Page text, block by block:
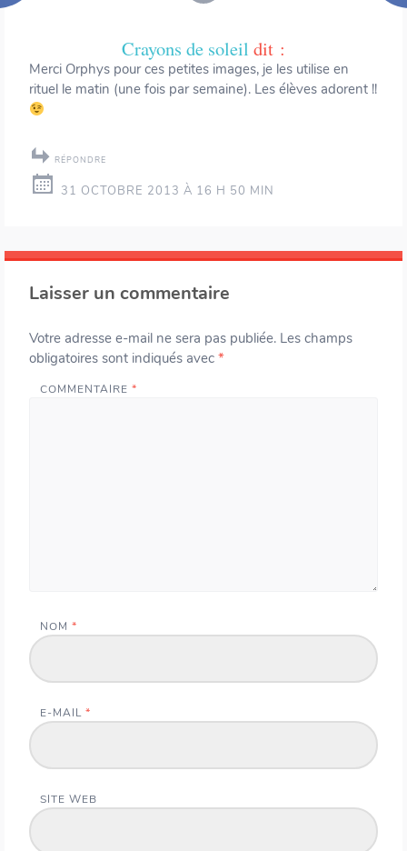
Crayons de soleil dit :
Merci Orphys pour ces petites images, je les utilise en
rituel le matin (une fois par semaine). Les élèves adorent !!
RÉPONDRE
31 OCTOBRE 2013 À 16 H 50 MIN
Laisser un commentaire
Votre adresse e-mail ne sera pas publiée. Les champs
obligatoires sont indiqués avec *
COMMENTAIRE *
NOM *
E-MAIL *
SITE WEB